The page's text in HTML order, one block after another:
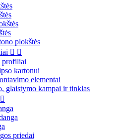
plokštės
 
profiliai
kartonui
elementai
glaistymo kampai ir tinklas

priedai